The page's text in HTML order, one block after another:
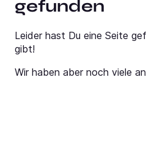
gefunden
Leider hast Du eine Seite
gibt!
Wir haben aber noch viele